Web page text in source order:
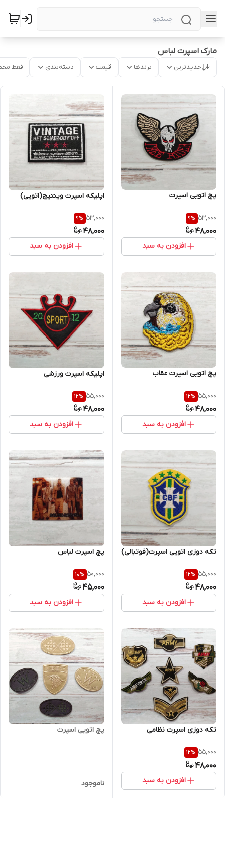
مارک اسپرت لباس
جدیدترین برندها قیمت دسته‌بندی فقط
پچ اتویی اسپرت
53,000
9%
48,000
افزودن به سبد
اپلیکه اسپرت وینتیج(اتویی)
53,000
9%
48,000
افزودن به سبد
پچ اتویی اسپرت عقاب
55,000
12%
48,000
افزودن به سبد
اپلیکه اسپرت ورزشی
55,000
12%
48,000
افزودن به سبد
تکه دوزی اتویی اسپرت(فوتبالی)
55,000
12%
48,000
افزودن به سبد
پچ اسپرت لباس
50,000
10%
45,000
افزودن به سبد
تکه دوزی اسپرت نظامی
55,000
12%
48,000
افزودن به سبد
پچ اتویی اسپرت
ناموجود